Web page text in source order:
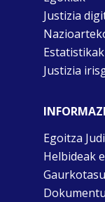
Justizia
Estatistikak
Justizia
Egoitza
Helbideak